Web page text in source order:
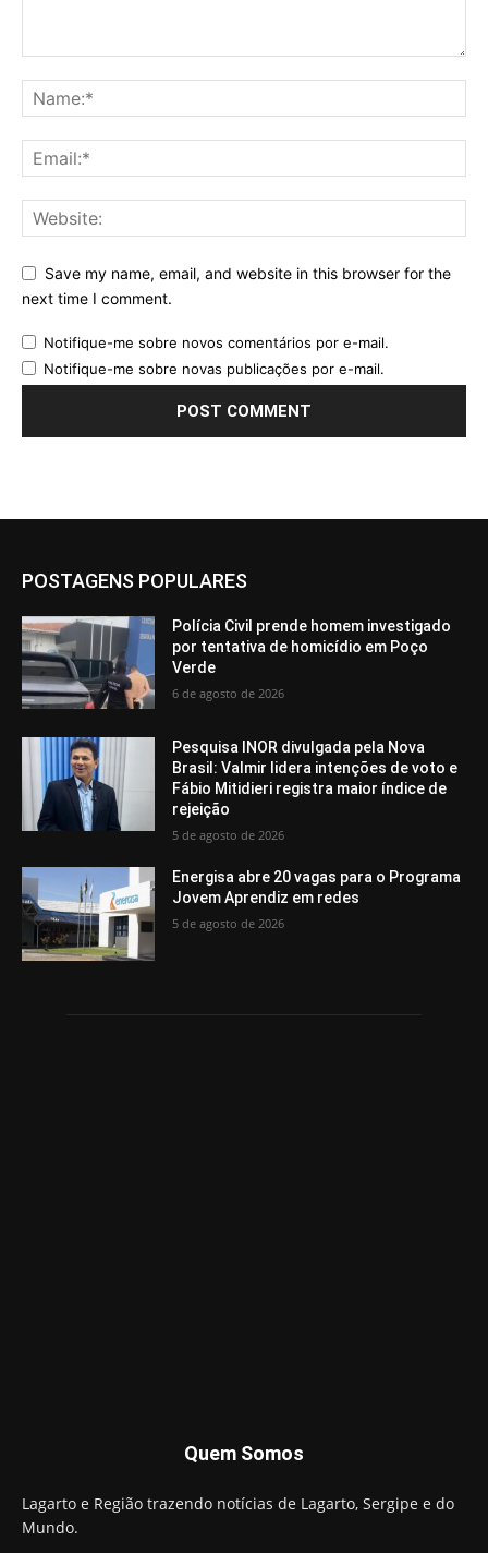
Save my name, email, and website in this browser for the
next time I comment.
Notifique-me sobre novos comentários por e-mail.
Notifique-me sobre novas publicações por e-mail.
POSTAGENS POPULARES
Polícia Civil prende homem investigado
por tentativa de homicídio em Poço
Verde
6 de agosto de 2026
Pesquisa INOR divulgada pela Nova
Brasil: Valmir lidera intenções de voto e
Fábio Mitidieri registra maior índice de
rejeição
5 de agosto de 2026
Energisa abre 20 vagas para o Programa
Jovem Aprendiz em redes
5 de agosto de 2026
Quem Somos
Lagarto e Região trazendo notícias de Lagarto, Sergipe e do
Mundo.